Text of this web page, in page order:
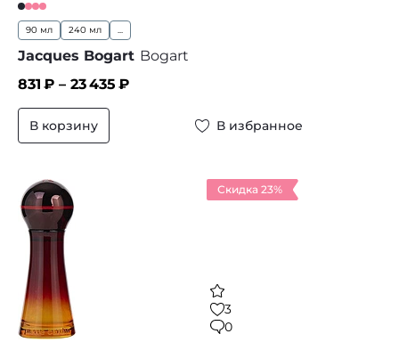
90 мл 240 мл ...
Jacques Bogart Bogart
831 ₽ – 23 435 ₽
В корзину В избранное
Скидка 23%
3
0